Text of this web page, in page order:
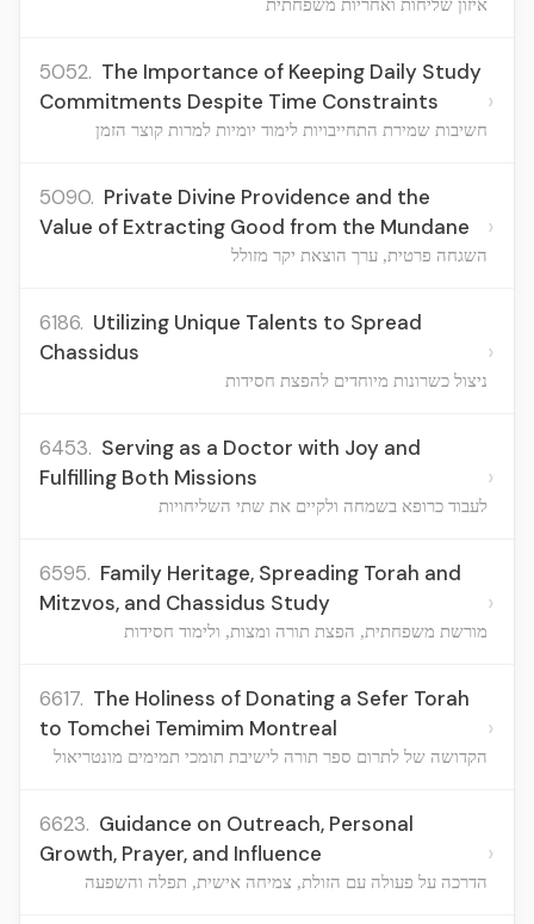
איזון שליחות ואחריות משפחתית
5052. The Importance of Keeping Daily Study
Commitments Despite Time Constraints
חשיבות שמירת התחייבויות לימוד יומיות למרות קוצר הזמן
›
5090. Private Divine Providence and the
Value of Extracting Good from the Mundane
השגחה פרטית, ערך הוצאת יקר מזולל
›
6186. Utilizing Unique Talents to Spread
Chassidus
ניצול כשרונות מיוחדים להפצת חסידות
›
6453. Serving as a Doctor with Joy and
Fulfilling Both Missions
לעבוד כרופא בשמחה ולקיים את שתי השליחויות
›
6595. Family Heritage, Spreading Torah and
Mitzvos, and Chassidus Study
מורשת משפחתית, הפצת תורה ומצות, ולימוד חסידות
›
6617. The Holiness of Donating a Sefer Torah
to Tomchei Temimim Montreal
הקדושה של לתרום ספר תורה לישיבת תומכי תמימים מונטריאול
›
6623. Guidance on Outreach, Personal
Growth, Prayer, and Influence
הדרכה על פעולה עם הזולת, צמיחה אישית, תפלה והשפעה
›